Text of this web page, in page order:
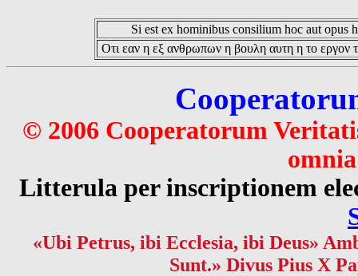
Si est ex hominibus consilium hoc aut opus
Οτι εαν η εξ ανθρωπων η βουλη αυτη η το εργον
© 2006 Cooperatorum
Litterula per inscriptionem
«Ubi Petrus, ibi Ecclesia, ibi Deus»
Sunt.» Divus Pius X